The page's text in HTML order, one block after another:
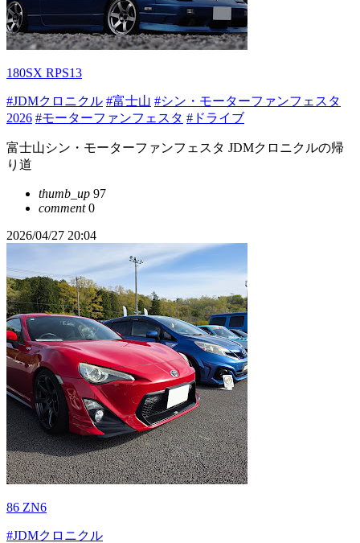
180SX RPS13
#JDMクロニクル #富士山 #シン・モーターファンフェスタ
2026 #モーターファンフェスタ #ドライブ
富士山シン・モーターファンフェスタ JDMクロニクルの帰
り道
thumb_up 97
comment0
2026/04/27 20:04
86 ZN6
#JDMクロニクル